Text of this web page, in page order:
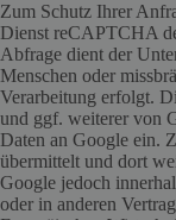
Zum Schutz Ihrer
Dienst reCAPTCHA
Abfrage dient der
Menschen oder
Verarbeitung erfolgt.
und ggf. weiterer von
Daten an Google ein.
übermittelt und dort
Google jedoch
oder in anderen